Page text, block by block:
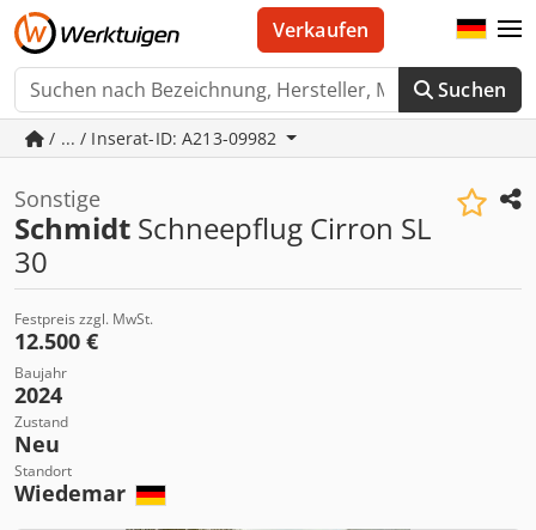
Suchen
Verkaufen
/ ... / Inserat-ID: A213-09982
Sonstige
Schmidt Schneepflug Cirron SL
30
Festpreis zzgl. MwSt.
12.500 €
Baujahr
2024
Zustand
Neu
Standort
Wiedemar